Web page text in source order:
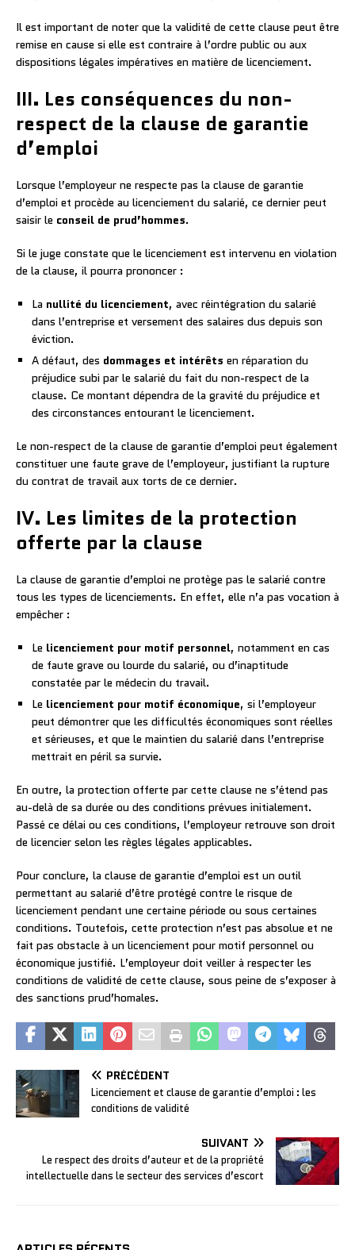
Il est important de noter que la validité de cette clause peut être
remise en cause si elle est contraire à l’ordre public ou aux
dispositions légales impératives en matière de licenciement.
III. Les conséquences du non-
respect de la clause de garantie
d’emploi
Lorsque l’employeur ne respecte pas la clause de garantie
d’emploi et procède au licenciement du salarié, ce dernier peut
saisir le conseil de prud’hommes.
Si le juge constate que le licenciement est intervenu en violation
de la clause, il pourra prononcer :
La nullité du licenciement, avec réintégration du salarié
dans l’entreprise et versement des salaires dus depuis son
éviction.
A défaut, des dommages et intérêts en réparation du
préjudice subi par le salarié du fait du non-respect de la
clause. Ce montant dépendra de la gravité du préjudice et
des circonstances entourant le licenciement.
Le non-respect de la clause de garantie d’emploi peut également
constituer une faute grave de l’employeur, justifiant la rupture
du contrat de travail aux torts de ce dernier.
IV. Les limites de la protection
offerte par la clause
La clause de garantie d’emploi ne protège pas le salarié contre
tous les types de licenciements. En effet, elle n’a pas vocation à
empêcher :
Le licenciement pour motif personnel, notamment en cas
de faute grave ou lourde du salarié, ou d’inaptitude
constatée par le médecin du travail.
Le licenciement pour motif économique, si l’employeur
peut démontrer que les difficultés économiques sont réelles
et sérieuses, et que le maintien du salarié dans l’entreprise
mettrait en péril sa survie.
En outre, la protection offerte par cette clause ne s’étend pas
au-delà de sa durée ou des conditions prévues initialement.
Passé ce délai ou ces conditions, l’employeur retrouve son droit
de licencier selon les règles légales applicables.
Pour conclure, la clause de garantie d’emploi est un outil
permettant au salarié d’être protégé contre le risque de
licenciement pendant une certaine période ou sous certaines
conditions. Toutefois, cette protection n’est pas absolue et ne
fait pas obstacle à un licenciement pour motif personnel ou
économique justifié. L’employeur doit veiller à respecter les
conditions de validité de cette clause, sous peine de s’exposer à
des sanctions prud’homales.
PRÉCÉDENT
Licenciement et clause de garantie d’emploi : les
conditions de validité
SUIVANT
Le respect des droits d’auteur et de la propriété
intellectuelle dans le secteur des services d’escort